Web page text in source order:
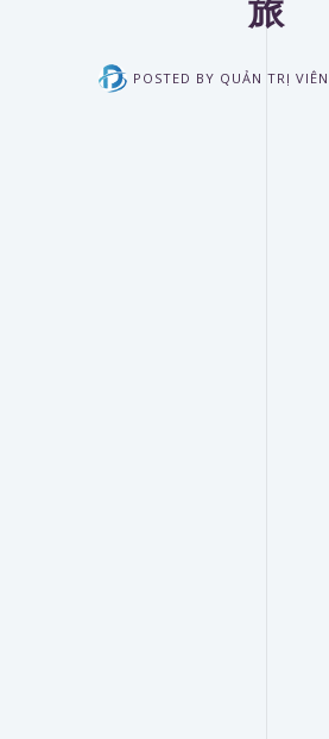
旅
POSTED BY QUẢN TRỊ VIÊN